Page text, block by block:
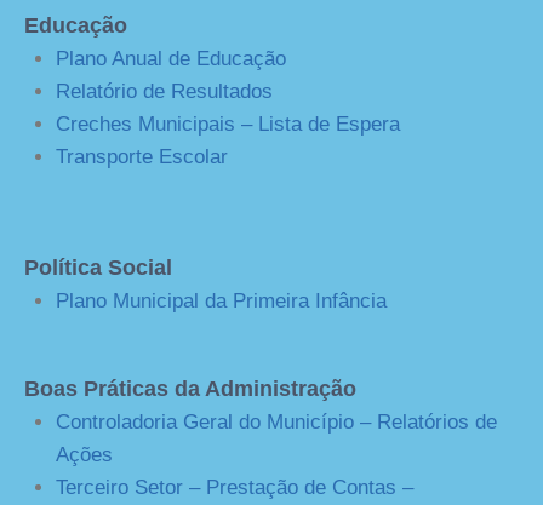
Educação
Plano Anual de Educação
Relatório de Resultados
Creches Municipais – Lista de Espera
Transporte Escolar
Política Social
Plano Municipal da Primeira Infância
Boas Práticas da Administração
Controladoria Geral do Município – Relatórios de
Ações
Terceiro Setor – Prestação de Contas –